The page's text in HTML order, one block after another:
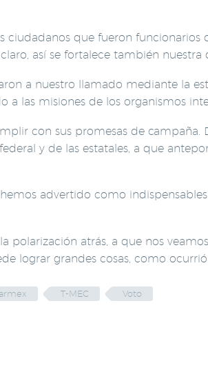
ciudadanos que fueron
así se fortalece también nuestra
a nuestro llamado mediante la
a las misiones de los organismos
con sus promesas de campaña.
y de las estatales, a que
advertido como
polarización atrás, a que nos
lograr grandes cosas, como
T-MEC Voto